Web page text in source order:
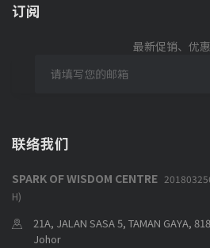
订阅
最新促销、优
联络我们
SPARK OF WISDOM CENTRE
H)
21A, JALAN SASA 5, TAMAN GAYA,
Johor